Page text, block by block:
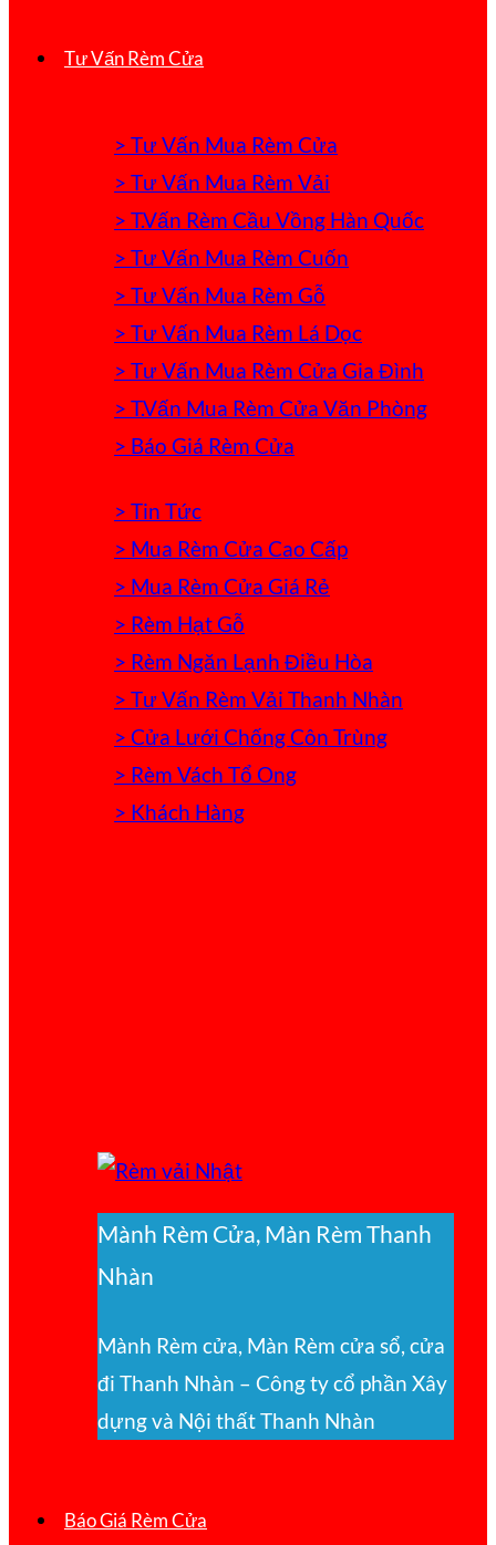
Tư Vấn Rèm Cửa
> Tư Vấn Mua Rèm Cửa
> Tư Vấn Mua Rèm Vải
> T.Vấn Rèm Cầu Vồng Hàn Quốc
> Tư Vấn Mua Rèm Cuốn
> Tư Vấn Mua Rèm Gỗ
> Tư Vấn Mua Rèm Lá Dọc
> Tư Vấn Mua Rèm Cửa Gia Đình
> T.Vấn Mua Rèm Cửa Văn Phòng
> Báo Giá Rèm Cửa
> Tin Tức
> Mua Rèm Cửa Cao Cấp
> Mua Rèm Cửa Giá Rẻ
> Rèm Hạt Gỗ
> Rèm Ngăn Lạnh Điều Hòa
> Tư Vấn Rèm Vải Thanh Nhàn
> Cửa Lưới Chống Côn Trùng
> Rèm Vách Tổ Ong
> Khách Hàng
Mành Rèm Cửa, Màn Rèm Thanh
Nhàn
Mành Rèm cửa, Màn Rèm cửa sổ, cửa
đi Thanh Nhàn – Công ty cổ phần Xây
dựng và Nội thất Thanh Nhàn
Báo Giá Rèm Cửa